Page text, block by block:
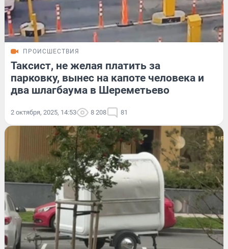
ПРОИСШЕСТВИЯ
Таксист, не желая платить за
парковку, вынес на капоте человека и
два шлагбаума в Шереметьево
2 октября, 2025, 14:53 8 208 81